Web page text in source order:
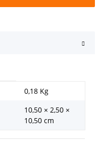
0,18 Kg
10,50 × 2,50 ×
10,50 cm